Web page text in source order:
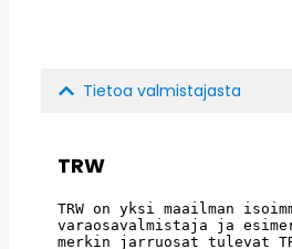
Tietoa valmistajasta
TRW
TRW on yksi maailman
varaosavalmistaja ja
merkin jarruosat tulevat